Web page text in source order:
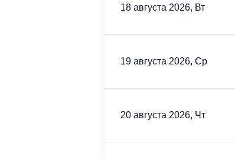
18 августа 2026, Вт
19 августа 2026, Ср
20 августа 2026, Чт